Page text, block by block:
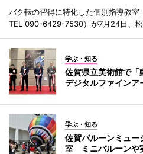
バク転の習得に特化した個別指導教室
TEL 090-6429-7530）が7月24日、松
学ぶ・知る
佐賀県立美術館で
デジタルファインア
学ぶ・知る
佐賀バルーンミュー
室 ミニバルーンや